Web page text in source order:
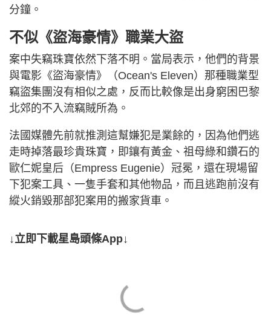
分鐘。
不似《盜海豪情》職業大盜
案中失竊珠寶依然下落不明。當局表示，他們的背景
與電影《盜海豪情》（Ocean's Eleven）那種職業型
竊盜集團沒有相似之處，反而比較像是出身窮困巴黎
北郊的不入流竊賊所為。
法國媒體先前就推測這幫嫌犯是業餘的，因為他們逃
走時掉落最珍貴珠寶，即鑲有黃金、祖母綠和鑽石的
歐仁妮皇后（Empress Eugenie）冠冕，還在現場留
下犯案工具、一隻手套和其他物品，而且逃跑前沒有
縱火銷毀那部犯案用的搬家貨車。
↓立即下載星島頭條App↓